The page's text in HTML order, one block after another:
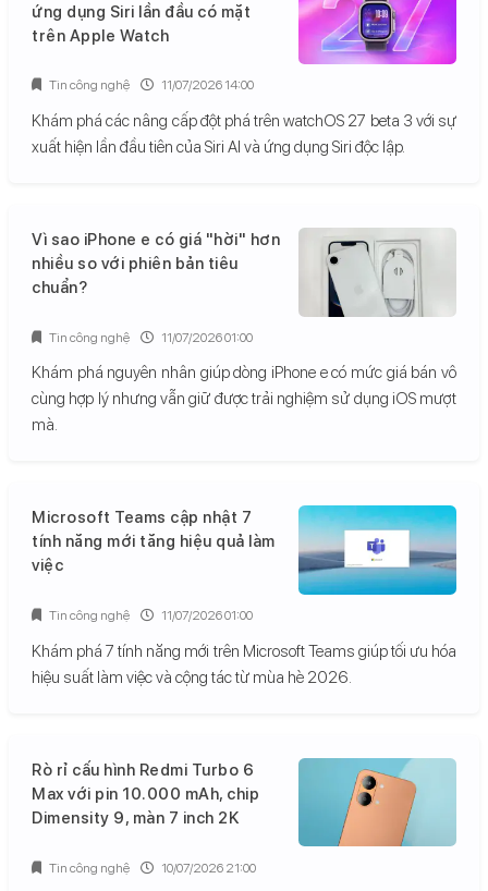
ứng dụng Siri lần đầu có mặt
trên Apple Watch
Khám phá các nâng cấp đột phá trên watchOS 27 beta 3 với sự
xuất hiện lần đầu tiên của Siri AI và ứng dụng Siri độc lập.
Tin công nghệ 11/07/2026 14:00
Vì sao iPhone e có giá "hời" hơn
nhiều so với phiên bản tiêu
chuẩn?
Khám phá nguyên nhân giúp dòng iPhone e có mức giá bán vô
cùng hợp lý nhưng vẫn giữ được trải nghiệm sử dụng iOS mượt
mà.
Tin công nghệ 11/07/2026 01:00
Microsoft Teams cập nhật 7
tính năng mới tăng hiệu quả làm
việc
Khám phá 7 tính năng mới trên Microsoft Teams giúp tối ưu hóa
hiệu suất làm việc và cộng tác từ mùa hè 2026.
Tin công nghệ 11/07/2026 01:00
Rò rỉ cấu hình Redmi Turbo 6
Max với pin 10.000 mAh, chip
Dimensity 9, màn 7 inch 2K
Tin công nghệ 10/07/2026 21:00